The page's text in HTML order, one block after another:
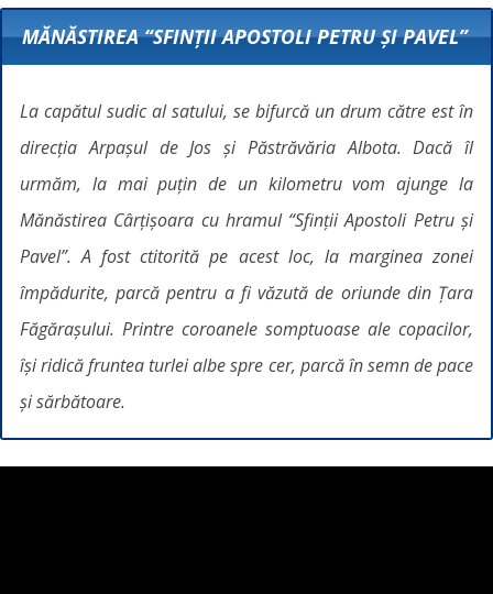
MĂNĂSTIREA “SFINȚII APOSTOLI PETRU ȘI PAVEL”
La capătul sudic al satului, se bifurcă un drum către est în
direcția Arpașul de Jos și Păstrăvăria Albota. Dacă îl
urmăm, la mai puțin de un kilometru vom ajunge la
Mănăstirea Cârțișoara cu hramul “Sfinții Apostoli Petru și
Pavel”. A fost ctitorită pe acest loc, la marginea zonei
împădurite, parcă pentru a fi văzută de oriunde din Țara
Făgărașului. Printre coroanele somptuoase ale copacilor,
își ridică fruntea turlei albe spre cer, parcă în semn de pace
și sărbătoare.